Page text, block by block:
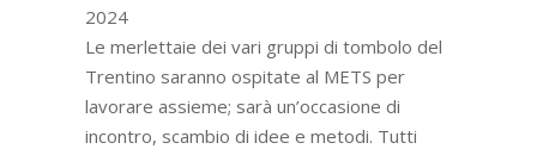
2024
Le merlettaie dei vari gruppi di tombolo del
Trentino saranno ospitate al METS per
lavorare assieme; sarà un’occasione di
incontro, scambio di idee e metodi. Tutti